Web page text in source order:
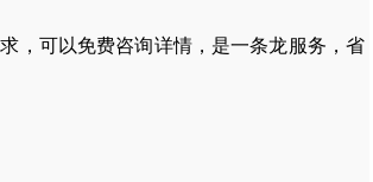
，可以免费咨询详情，是一条龙服务，省